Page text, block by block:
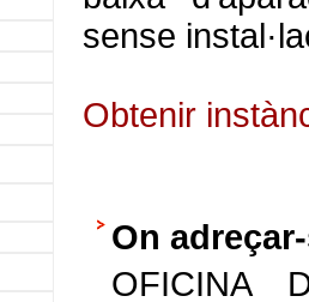
sense
Obtenir
On
OFICINA